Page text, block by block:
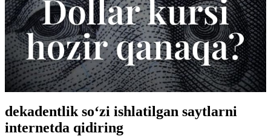
dekadentlik so‘zi ishlatilgan saytlarni
internetda qidiring